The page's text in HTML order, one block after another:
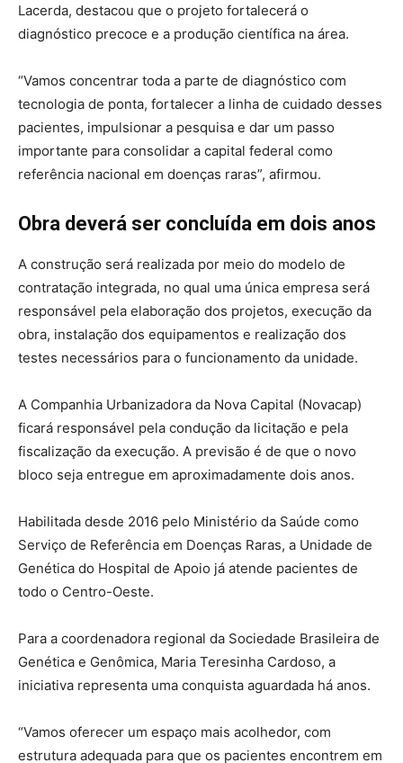
Lacerda, destacou que o projeto fortalecerá o
diagnóstico precoce e a produção científica na área.
“Vamos concentrar toda a parte de diagnóstico com
tecnologia de ponta, fortalecer a linha de cuidado desses
pacientes, impulsionar a pesquisa e dar um passo
importante para consolidar a capital federal como
referência nacional em doenças raras”, afirmou.
Obra deverá ser concluída em dois anos
A construção será realizada por meio do modelo de
contratação integrada, no qual uma única empresa será
responsável pela elaboração dos projetos, execução da
obra, instalação dos equipamentos e realização dos
testes necessários para o funcionamento da unidade.
A Companhia Urbanizadora da Nova Capital (Novacap)
ficará responsável pela condução da licitação e pela
fiscalização da execução. A previsão é de que o novo
bloco seja entregue em aproximadamente dois anos.
Habilitada desde 2016 pelo Ministério da Saúde como
Serviço de Referência em Doenças Raras, a Unidade de
Genética do Hospital de Apoio já atende pacientes de
todo o Centro-Oeste.
Para a coordenadora regional da Sociedade Brasileira de
Genética e Genômica, Maria Teresinha Cardoso, a
iniciativa representa uma conquista aguardada há anos.
“Vamos oferecer um espaço mais acolhedor, com
estrutura adequada para que os pacientes encontrem em